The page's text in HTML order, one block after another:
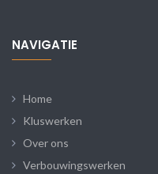
NAVIGATIE
Home
Kluswerken
Over ons
Verbouwingswerken